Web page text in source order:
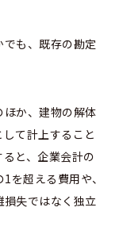
も、既存の勘定
か、建物の解体
て計上すること
と、企業会計の
を超える費用や、
失ではなく独立